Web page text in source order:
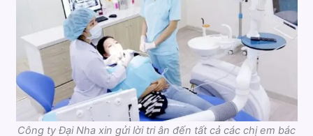
Công ty Đại Nha xin gửi lời tri ân đến tất cả các chị em bác